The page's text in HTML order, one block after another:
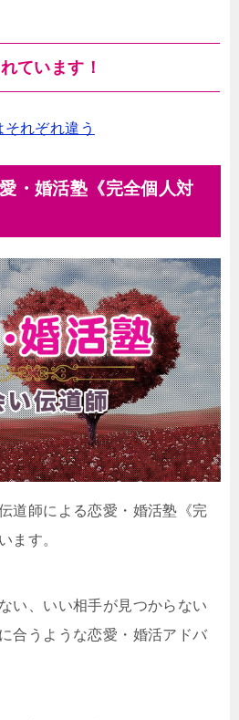
ています！
れぞれ違う
・婚活塾《完全個人対
道師による恋愛・婚活塾《完
ます。
い、いい相手が見つからない
合うような恋愛・婚活アドバ